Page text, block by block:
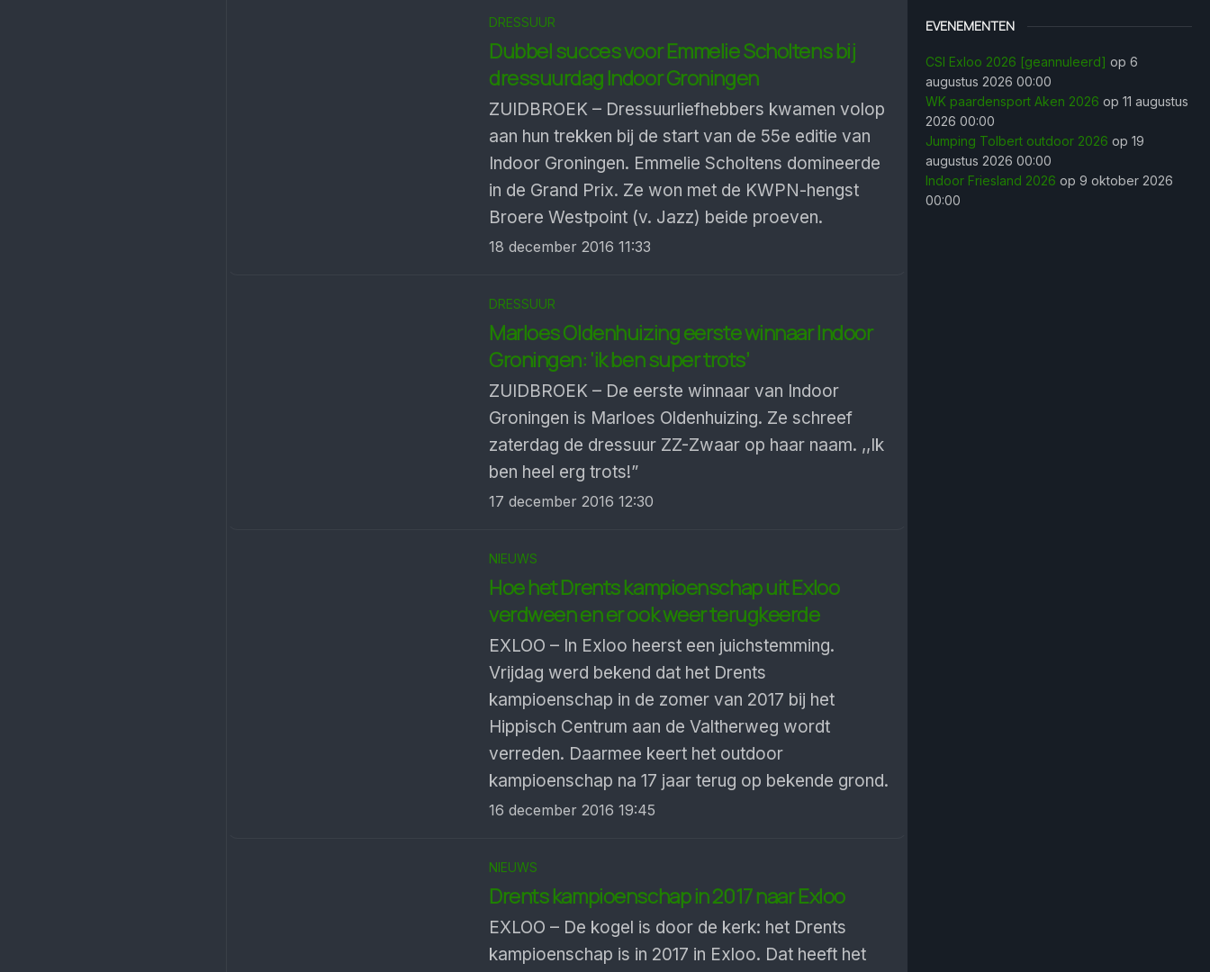
DRESSUUR
Dubbel succes voor Emmelie Scholtens bij
dressuurdag Indoor Groningen
ZUIDBROEK – Dressuurliefhebbers kwamen volop
aan hun trekken bij de start van de 55e editie van
Indoor Groningen. Emmelie Scholtens domineerde
in de Grand Prix. Ze won met de KWPN-hengst
Broere Westpoint (v. Jazz) beide proeven.
18 december 2016 11:33
DRESSUUR
Marloes Oldenhuizing eerste winnaar Indoor
Groningen: ‘ik ben super trots’
ZUIDBROEK – De eerste winnaar van Indoor
Groningen is Marloes Oldenhuizing. Ze schreef
zaterdag de dressuur ZZ-Zwaar op haar naam. ,,Ik
ben heel erg trots!”
17 december 2016 12:30
NIEUWS
Hoe het Drents kampioenschap uit Exloo
verdween en er ook weer terugkeerde
EXLOO – In Exloo heerst een juichstemming.
Vrijdag werd bekend dat het Drents
kampioenschap in de zomer van 2017 bij het
Hippisch Centrum aan de Valtherweg wordt
verreden. Daarmee keert het outdoor
kampioenschap na 17 jaar terug op bekende grond.
16 december 2016 19:45
NIEUWS
Drents kampioenschap in 2017 naar Exloo
EXLOO – De kogel is door de kerk: het Drents
kampioenschap is in 2017 in Exloo. Dat heeft het
EVENEMENTEN
CSI Exloo 2026 [geannuleerd] op 6
augustus 2026 00:00
WK paardensport Aken 2026 op 11 augustus
2026 00:00
Jumping Tolbert outdoor 2026 op 19
augustus 2026 00:00
Indoor Friesland 2026 op 9 oktober 2026
00:00